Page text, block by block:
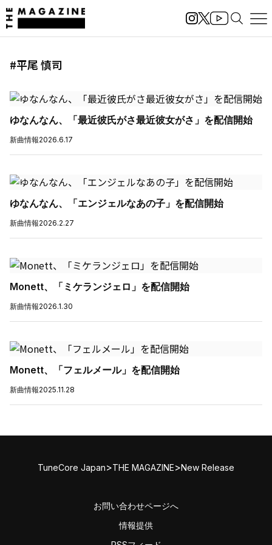
#平尾 慎司
ゆなんなん、「最近彼氏がさ最近彼女がさ」を配信開始
新曲情報2026.6.17
ゆなんなん、「エンジェルなあの子」を配信開始
新曲情報2026.2.27
Monett、「ミケランジェロ」を配信開始
新曲情報2026.1.30
Monett、「フェルメール」を配信開始
新曲情報2025.11.28
TuneCore Japan>THE MAGAZINE>New Release
お問い合わせページへ
情報提供